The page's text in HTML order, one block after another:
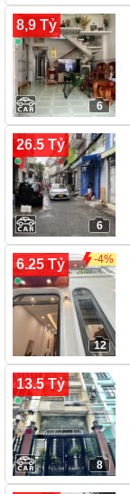
8,9 Tỷ
6
26.5 Tỷ
6
6.25 Tỷ -4%
12
13.5 Tỷ
8